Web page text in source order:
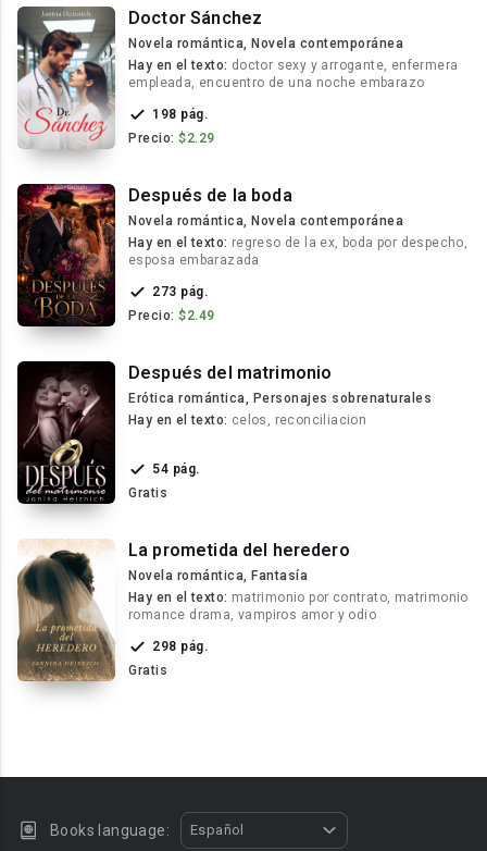
Doctor Sánchez
Novela romántica, Novela contemporánea
Hay en el texto: doctor sexy y arrogante, enfermera
empleada, encuentro de una noche embarazo
198 pág.
Precio: $2.29
Después de la boda
Novela romántica, Novela contemporánea
Hay en el texto: regreso de la ex, boda por despecho,
esposa embarazada
273 pág.
Precio: $2.49
Después del matrimonio
Erótica romántica, Personajes sobrenaturales
Hay en el texto: celos, reconciliacion
54 pág.
Gratis
La prometida del heredero
Novela romántica, Fantasía
Hay en el texto: matrimonio por contrato, matrimonio
romance drama, vampiros amor y odio
298 pág.
Gratis
Books language: Español